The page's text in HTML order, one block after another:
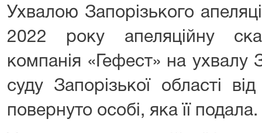
Ухвалою Запорізького
2022 року апеляційну
компанія «Гефест» на ухвалу
суду Запорізької області
повернуто особі, яка її подала.